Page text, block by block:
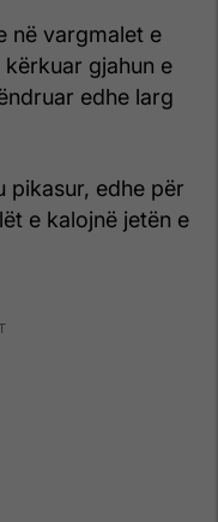
në vargmalet e
gjahun e
edhe larg
pikasur, edhe për
e kalojnë jetën e